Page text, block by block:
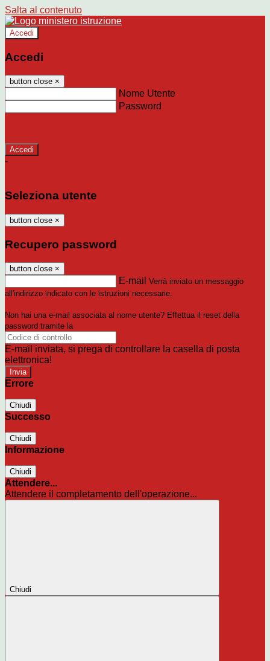
Salta al contenuto
Accedi
Accedi
button close ×
Nome Utente
Password
-
Seleziona utente
button close ×
Recupero password
button close ×
E-mail Verrà inviato un messaggio
all'indirizzo indicato con le istruzioni necessarie.
Non hai una e-mail associata al nome utente? Effettua il reset della
password tramite la
E-mail inviata, si prega di controllare la casella di posta
elettronica!
Errore
Chiudi
Successo
Chiudi
Informazione
Chiudi
Attendere...
Attendere il completamento dell'operazione...
Chiudi